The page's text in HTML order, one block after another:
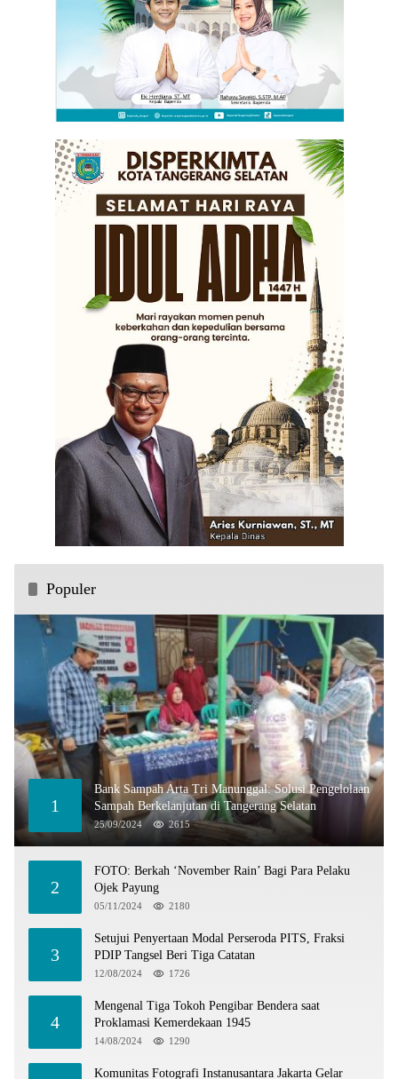
Populer
1
Bank Sampah Arta Tri Manunggal: Solusi Pengelolaan
Sampah Berkelanjutan di Tangerang Selatan
25/09/2024 2615
2
FOTO: Berkah ‘November Rain’ Bagi Para Pelaku
Ojek Payung
05/11/2024 2180
3
Setujui Penyertaan Modal Perseroda PITS, Fraksi
PDIP Tangsel Beri Tiga Catatan
12/08/2024 1726
4
Mengenal Tiga Tokoh Pengibar Bendera saat
Proklamasi Kemerdekaan 1945
14/08/2024 1290
Komunitas Fotografi Instanusantara Jakarta Gelar